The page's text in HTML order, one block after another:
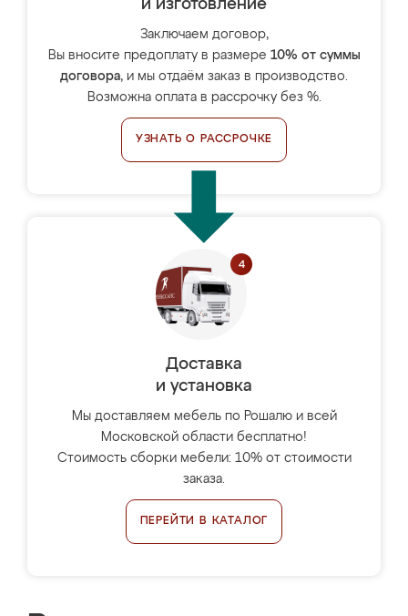
и изготовление
Заключаем договор,
Вы вносите предоплату в размере 10% от суммы
договора, и мы отдаём заказ в производство.
Возможна оплата в рассрочку без %.
УЗНАТЬ О РАССРОЧКЕ
Доставка
и установка
Мы доставляем мебель по Рошалю и всей
Московской области бесплатно!
Стоимость сборки мебели: 10% от стоимости
заказа.
ПЕРЕЙТИ В КАТАЛОГ